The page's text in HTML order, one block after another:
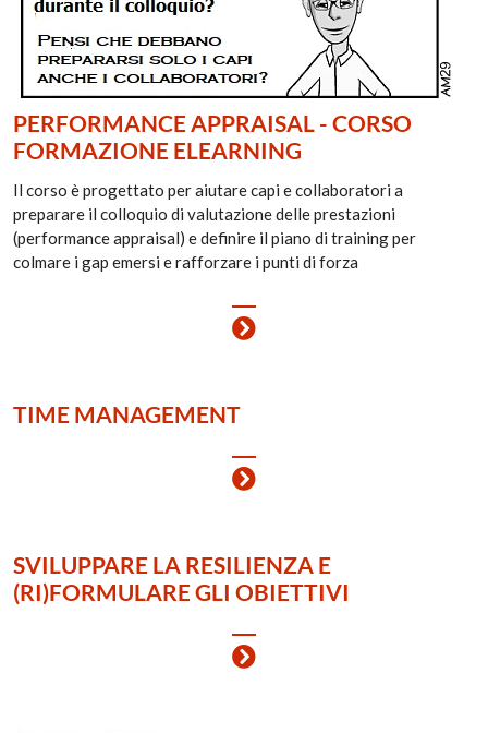
PERFORMANCE APPRAISAL - CORSO
FORMAZIONE ELEARNING
Il corso è progettato per aiutare capi e collaboratori a
preparare il colloquio di valutazione delle prestazioni
(performance appraisal) e definire il piano di training per
colmare i gap emersi e rafforzare i punti di forza
TIME MANAGEMENT
SVILUPPARE LA RESILIENZA E
(RI)FORMULARE GLI OBIETTIVI